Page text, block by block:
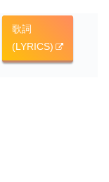
歌詞
(LYRICS)